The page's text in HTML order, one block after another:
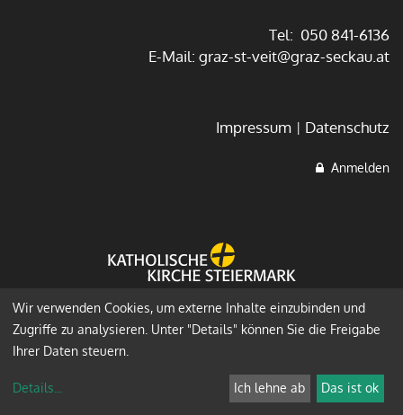
Tel: 050 841-6136
E-Mail: graz-st-veit@graz-seckau.at
Impressum Datenschutz
Anmelden
Wir verwenden Cookies, um externe Inhalte einzubinden und
Zugriffe zu analysieren. Unter "Details" können Sie die Freigabe
Ihrer Daten steuern.
Details... Ich lehne ab Das ist ok